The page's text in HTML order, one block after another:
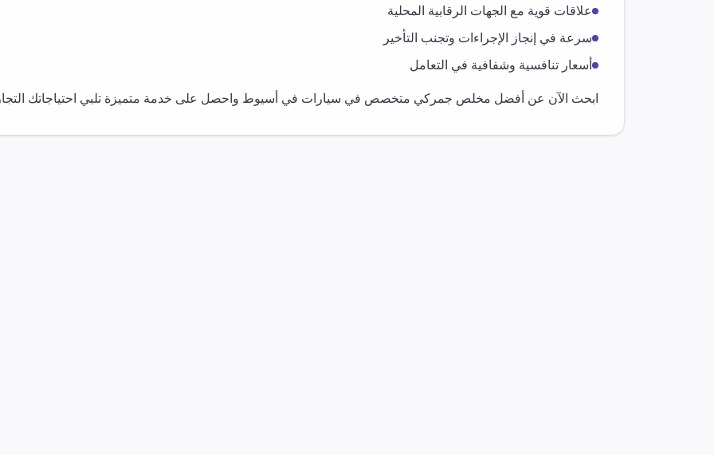
علاقات قوية مع الجهات الرقابية المحلية
سرعة في إنجاز الإجراءات وتجنب التأخير
أسعار تنافسية وشفافية في التعامل
ابحث الآن عن أفضل مخلص جمركي متخصص في سيارات في أسيوط واحصل على خدمة متميزة تلبي احتياجاتك